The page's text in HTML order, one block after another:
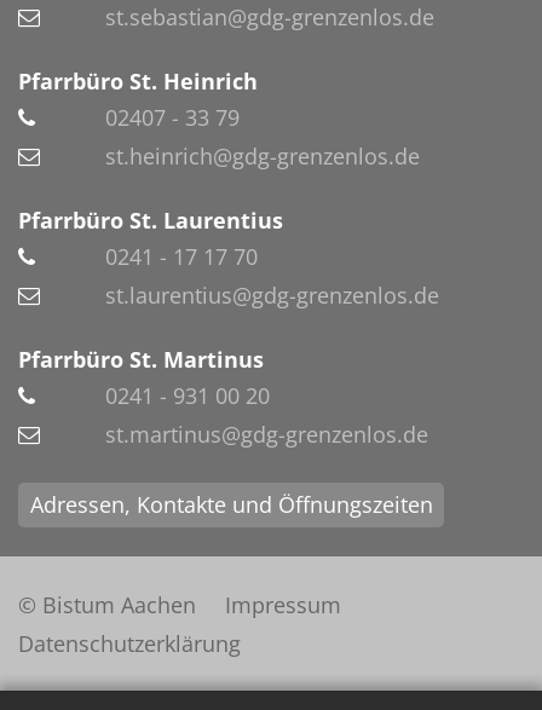
st.sebastian@gdg-grenzenlos.de
Pfarrbüro St. Heinrich
02407 - 33 79
st.heinrich@gdg-grenzenlos.de
Pfarrbüro St. Laurentius
0241 - 17 17 70
st.laurentius@gdg-grenzenlos.de
Pfarrbüro St. Martinus
0241 - 931 00 20
st.martinus@gdg-grenzenlos.de
Adressen, Kontakte und Öffnungszeiten
© Bistum Aachen
Impressum
Datenschutzerklärung